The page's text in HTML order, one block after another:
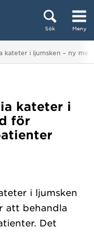
Sök Meny
kateter i ljumsken – ny
kateter i
för
i ljumsken
att behandla
Det